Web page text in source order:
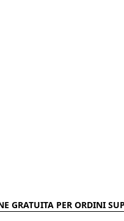
GRATUITA PER ORDINI